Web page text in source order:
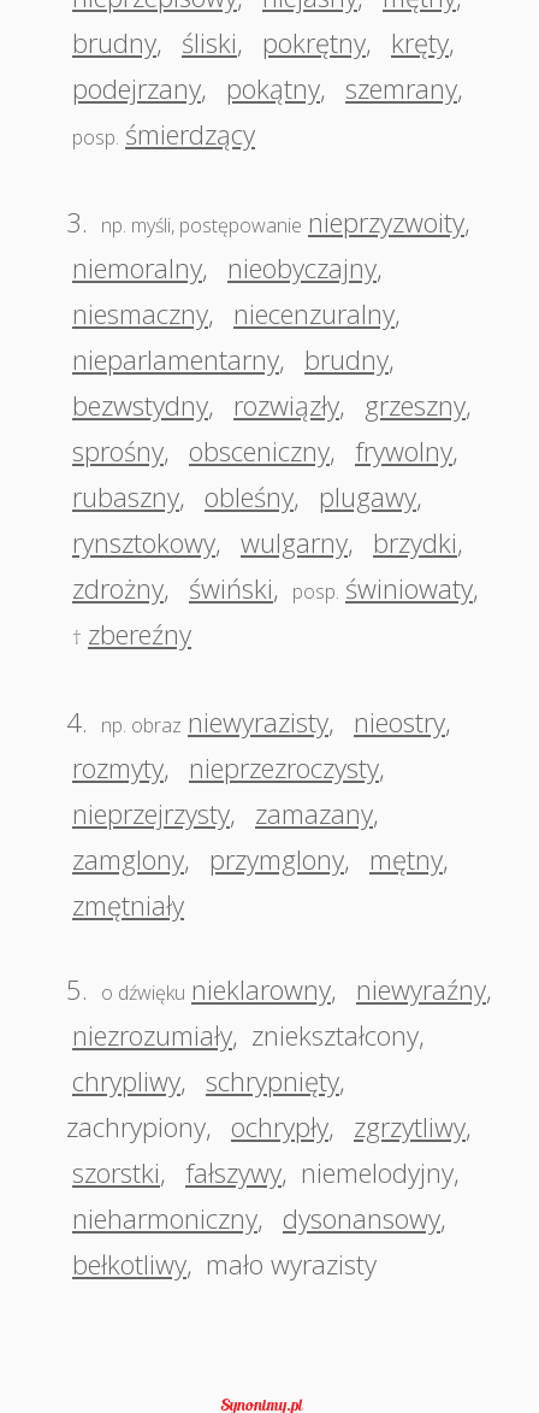
brudny, śliski, pokrętny, kręty,
podejrzany, pokątny, szemrany,
posp. śmierdzący
3. np. myśli, postępowanie nieprzyzwoity,
niemoralny, nieobyczajny,
niesmaczny, niecenzuralny,
nieparlamentarny, brudny,
bezwstydny, rozwiązły, grzeszny,
sprośny, obsceniczny, frywolny,
rubaszny, obleśny, plugawy,
rynsztokowy, wulgarny, brzydki,
zdrożny, świński, posp. świniowaty,
† zbereźny
4. np. obraz niewyrazisty, nieostry,
rozmyty, nieprzezroczysty,
nieprzejrzysty, zamazany,
zamglony, przymglony, mętny,
zmętniały
5. o dźwięku nieklarowny, niewyraźny,
niezrozumiały, zniekształcony,
chrypliwy, schrypnięty,
zachrypiony, ochrypły, zgrzytliwy,
szorstki, fałszywy, niemelodyjny,
nieharmoniczny, dysonansowy,
bełkotliwy, mało wyrazisty